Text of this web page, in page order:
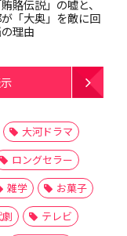
賂伝説」の嘘と、
「大奥」を敵に回
理由
大河ドラマ
ロングセラー
雑学
お菓子
テレビ